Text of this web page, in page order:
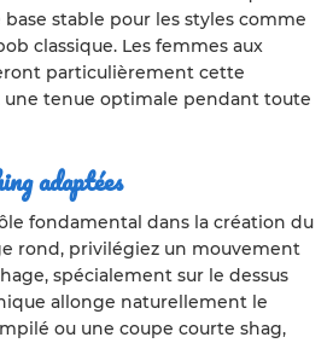
stable pour les styles comme
classique. Les femmes aux
particulièrement cette
tenue optimale pendant toute
adaptées
fondamental dans la création du
rond, privilégiez un mouvement
spécialement sur le dessus
allonge naturellement le
ou une coupe courte shag,